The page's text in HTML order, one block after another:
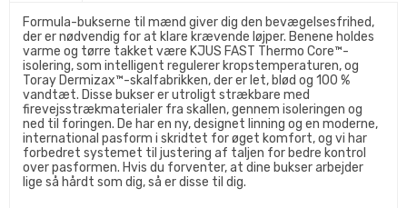
Formula-bukserne til mænd giver dig den bevægelsesfrihed,
der er nødvendig for at klare krævende løjper. Benene holdes
varme og tørre takket være KJUS FAST Thermo Core™-
isolering, som intelligent regulerer kropstemperaturen, og
Toray Dermizax™-skalfabrikken, der er let, blød og 100 %
vandtæt. Disse bukser er utroligt strækbare med
firevejsstrækmaterialer fra skallen, gennem isoleringen og
ned til foringen. De har en ny, designet linning og en moderne,
international pasform i skridtet for øget komfort, og vi har
forbedret systemet til justering af taljen for bedre kontrol
over pasformen. Hvis du forventer, at dine bukser arbejder
lige så hårdt som dig, så er disse til dig.